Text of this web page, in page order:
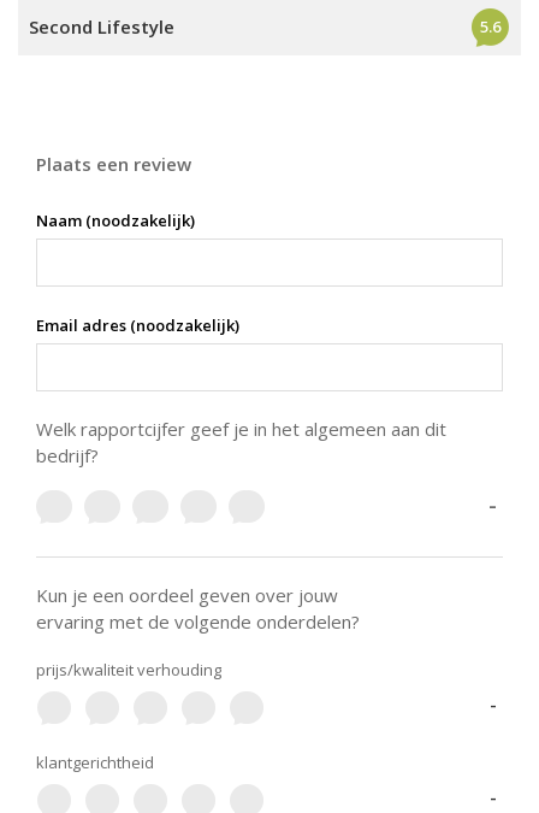
Second Lifestyle 5.6
Plaats een review
Naam (noodzakelijk)
Email adres (noodzakelijk)
Welk rapportcijfer geef je in het algemeen aan dit
bedrijf?
-
Kun je een oordeel geven over jouw
ervaring met de volgende onderdelen?
prijs/kwaliteit verhouding
-
klantgerichtheid
-